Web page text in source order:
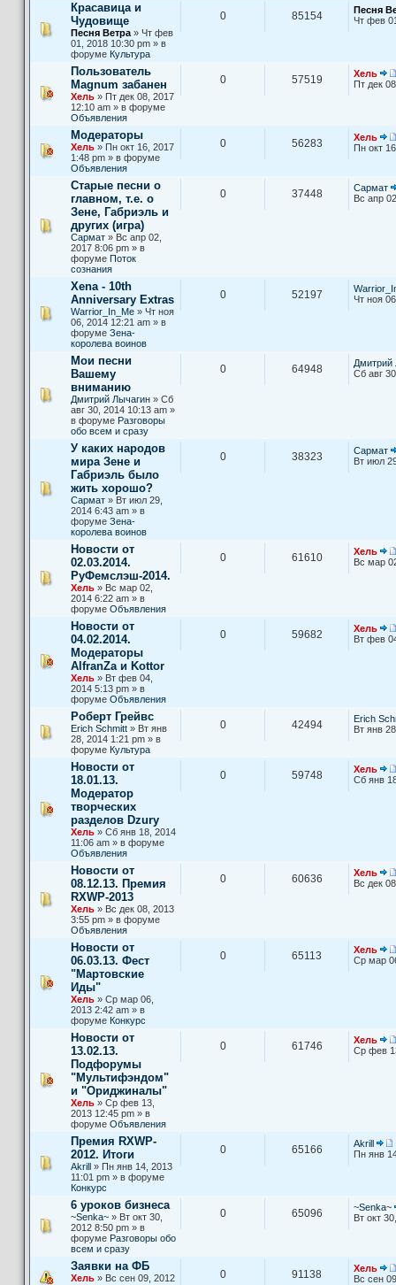
Красавица и
Чудовище
Песня Ветра » Чт фев
01, 2018 10:30 pm » в
форуме Культура
0 85154
Песня
Чт фев
Пользователь
Magnum забанен
Хель » Пт дек 08, 2017
12:10 am » в форуме
Объявления
0 57519
Хель
Пт дек
Модераторы
Хель » Пн окт 16, 2017
1:48 pm » в форуме
Объявления
0 56283
Хель
Пн окт
Старые песни о
главном, т.е. о
Зене, Габриэль и
других (игра)
Сармат » Вс апр 02,
2017 8:06 pm » в
форуме Поток
сознания
0 37448
Сармат
Вс апр
Xena - 10th
Anniversary Extras
Warrior_In_Me » Чт ноя
06, 2014 12:21 am » в
форуме Зена-
королева воинов
0 52197
Чт ноя
Мои песни
Вашему
вниманию
Дмитрий Лычагин » Сб
авг 30, 2014 10:13 am »
в форуме Разговоры
обо всем и сразу
0 64948
Дмитрий
Сб авг
У каких народов
мира Зене и
Габриэль было
жить хорошо?
Сармат » Вт июл 29,
2014 6:43 am » в
форуме Зена-
королева воинов
0 38323
Сармат
Вт июл
Новости от
02.03.2014.
РуФемслэш-2014.
Хель » Вс мар 02,
2014 6:22 am » в
форуме Объявления
0 61610
Хель
Вс мар
Новости от
04.02.2014.
Модераторы
AlfranZa и Kottor
Хель » Вт фев 04,
2014 5:13 pm » в
форуме Объявления
0 59682
Хель
Вт фев
Роберт Грейвс
Erich Schmitt » Вт янв
28, 2014 1:21 pm » в
форуме Культура
0 42494
Erich
Вт янв
Новости от
18.01.13.
Модератор
творческих
разделов Dzury
Хель » Сб янв 18, 2014
11:06 am » в форуме
Объявления
0 59748
Хель
Сб янв
Новости от
08.12.13. Премия
RXWP-2013
Хель » Вс дек 08, 2013
3:55 pm » в форуме
Объявления
0 60636
Хель
Вс дек
Новости от
06.03.13. Фест
"Мартовские
Иды"
Хель » Ср мар 06,
2013 2:42 am » в
форуме Конкурс
0 65113
Хель
Ср мар
Новости от
13.02.13.
Подфорумы
"Мультифэндом"
и "Ориджиналы"
Хель » Ср фев 13,
2013 12:45 pm » в
форуме Объявления
0 61746
Хель
Ср фев
Премия RXWP-
2012. Итоги
Akrill » Пн янв 14, 2013
11:01 pm » в форуме
Конкурс
0 65166
Akrill
т
к
Пн янв
6 уроков бизнеса
~Senka~ » Вт окт 30,
2012 8:50 pm » в
форуме Разговоры обо
всем и сразу
0 65096
~Senka~
Вт окт
Заявки на ФБ
Хель » Вс сен 09, 2012
0 91138
Хель
Вс сен